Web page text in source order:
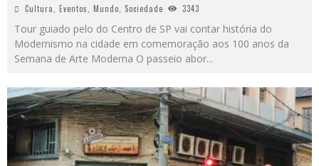
Cultura
Eventos Mundo Sociedade 3343
Tour guiado pelo do Centro de SP vai contar história do
Modernismo na cidade em comemoração aos 100 anos da
Semana de Arte Moderna O passeio abor...